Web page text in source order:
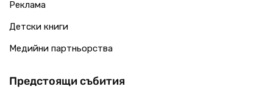
Реклама
Детски книги
Медийни партньорства
Предстоящи събития